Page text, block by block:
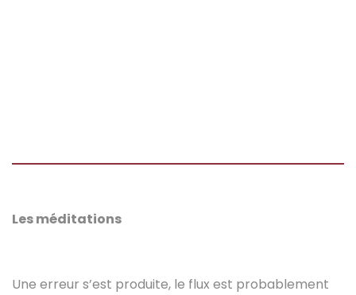
Les méditations
Une erreur s’est produite, le flux est probablement